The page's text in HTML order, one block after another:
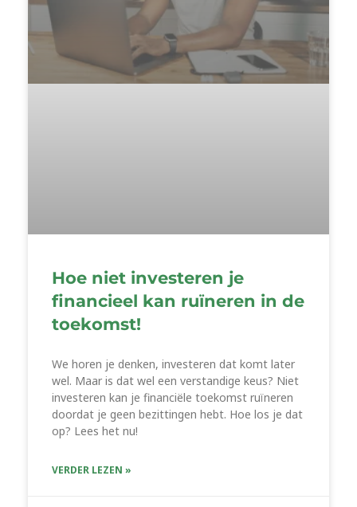
Hoe niet investeren je
financieel kan ruïneren in de
toekomst!
We horen je denken, investeren dat komt later
wel. Maar is dat wel een verstandige keus? Niet
investeren kan je financiële toekomst ruïneren
doordat je geen bezittingen hebt. Hoe los je dat
op? Lees het nu!
VERDER LEZEN »